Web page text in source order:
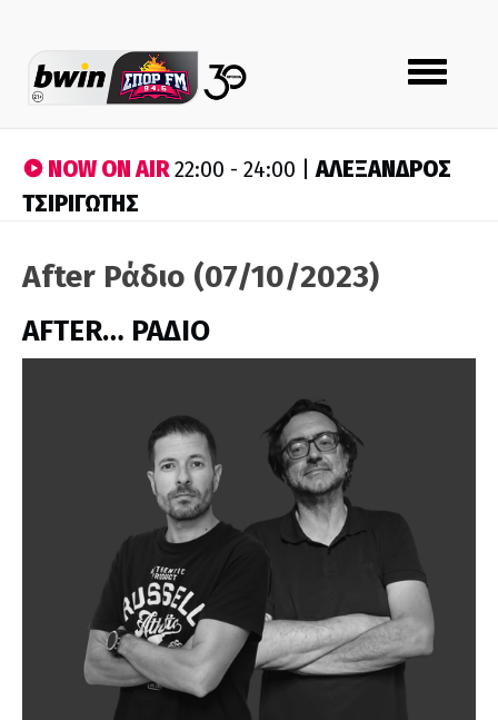
Toggle
navigation
NOW ON AIR22:00 - 24:00 |ΑΛΕΞΑΝΔΡΟΣ
ΤΣΙΡΙΓΩΤΗΣ
After Ράδιο (07/10/2023)
AFTER… ΡΑΔΙΟ